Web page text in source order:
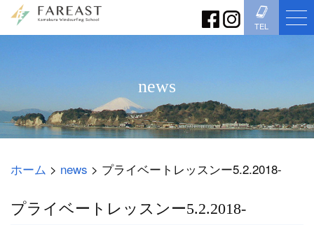
TEL
news
ホーム > news > プライベートレッスンー5.2.2018-
プライベートレッスンー5.2.2018-